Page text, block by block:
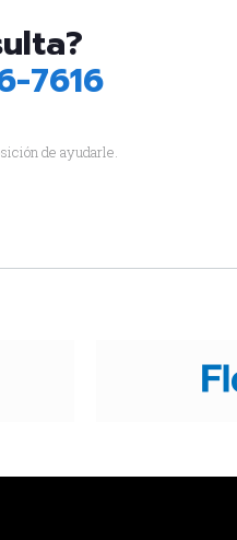
7616
de ayudarle.